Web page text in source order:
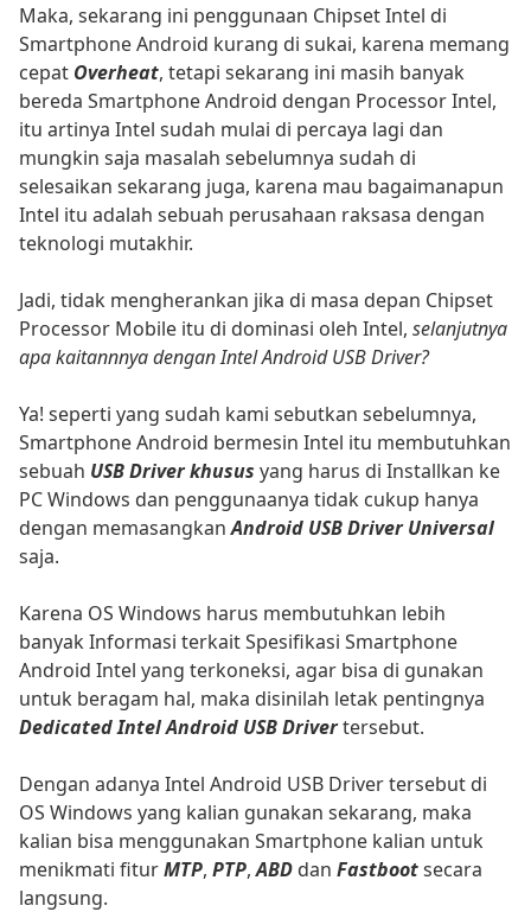
Maka, sekarang ini penggunaan Chipset Intel di
Smartphone Android kurang di sukai, karena memang
cepat Overheat, tetapi sekarang ini masih banyak
bereda Smartphone Android dengan Processor Intel,
itu artinya Intel sudah mulai di percaya lagi dan
mungkin saja masalah sebelumnya sudah di
selesaikan sekarang juga, karena mau bagaimanapun
Intel itu adalah sebuah perusahaan raksasa dengan
teknologi mutakhir.
Jadi, tidak mengherankan jika di masa depan Chipset
Processor Mobile itu di dominasi oleh Intel, selanjutnya
apa kaitannnya dengan Intel Android USB Driver?
Ya! seperti yang sudah kami sebutkan sebelumnya,
Smartphone Android bermesin Intel itu membutuhkan
sebuah USB Driver khusus yang harus di Installkan ke
PC Windows dan penggunaanya tidak cukup hanya
dengan memasangkanAndroid USB Driver Universal
saja.
Karena OS Windows harus membutuhkan lebih
banyak Informasi terkait Spesifikasi Smartphone
Android Intel yang terkoneksi, agar bisa di gunakan
untuk beragam hal, maka disinilah letak pentingnya
Dedicated Intel Android USB Drivertersebut.
Dengan adanya Intel Android USB Driver tersebut di
OS Windows yang kalian gunakan sekarang, maka
kalian bisa menggunakan Smartphone kalian untuk
menikmati fiturMTP, PTP,ABD dan Fastbootsecara
langsung.